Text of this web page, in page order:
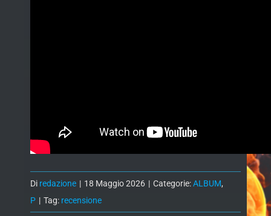
Di redazione | 18 Maggio 2026 | Categorie:ALBUM,
P | Tag: recensione